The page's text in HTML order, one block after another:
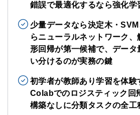
錯誤で最適化するなら強化学
少量データなら決定木・
らニューラルネットワーク
形回帰が第一候補で、データ
い分けるのが実務の鍵
初学者が教師あり学習を体
Colabでのロジスティック回
構築なしに分類タスクの全工